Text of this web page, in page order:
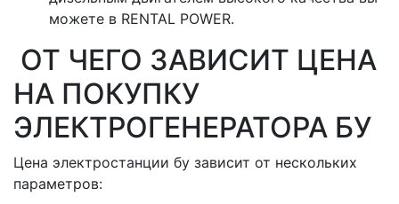
можете в RENTAL POWER.
ОТ ЧЕГО ЗАВИСИТ ЦЕНА
НА ПОКУПКУ
ЭЛЕКТРОГЕНЕРАТОРА БУ
Цена электростанции бу зависит от нескольких
параметров: